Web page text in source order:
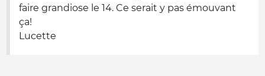
faire grandiose le 14. Ce serait y pas émouvant
ça!
Lucette